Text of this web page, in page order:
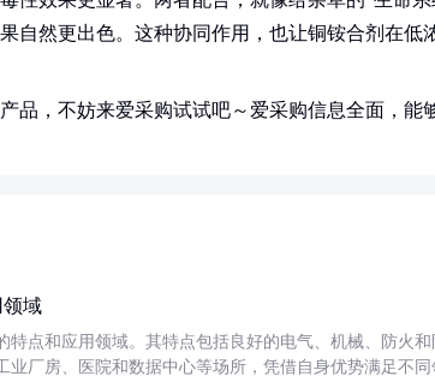
自然更出色。这种协同作用，也让铜铵合剂在低
品，不妨来爱采购试试吧～爱采购信息全面，能
域
特点和应用领域。其特点包括良好的电气、机械、防火
业厂房、医院和数据中心等场所，凭借自身优势满足不